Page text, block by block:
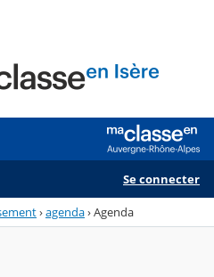
Se connecter
›agenda›Agenda